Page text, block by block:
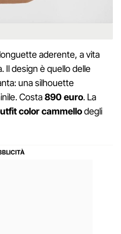
aderente, a vita
Il design è quello delle
una silhouette
Costa890 euro. La
color cammellodegli